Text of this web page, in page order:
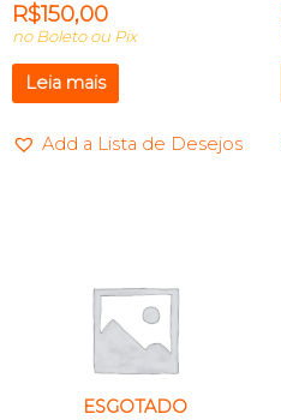
R$150,00
no Boleto ou Pix
Leia mais
Add a Lista de Desejos
ESGOTADO